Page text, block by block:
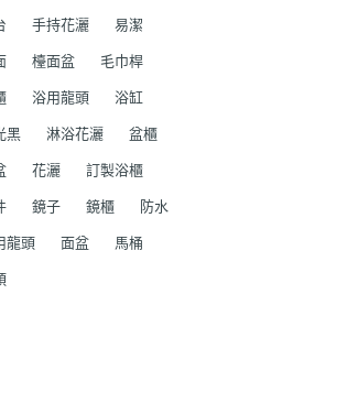
手持花灑 易潔
檯面盆 毛巾桿
浴用龍頭 浴缸
黑 淋浴花灑 盆櫃
花灑 訂製浴櫃
鏡子 鏡櫃 防水
龍頭 面盆 馬桶